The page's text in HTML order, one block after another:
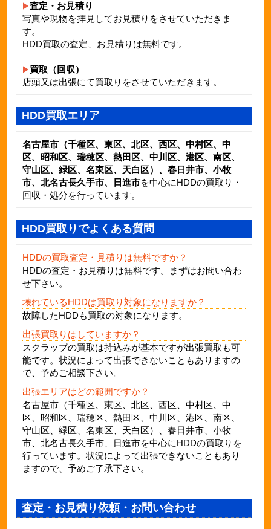
査定・お見積り
写真や現物を拝見してお見積りをさせていただきま
す。
HDD買取の査定、お見積りは無料です。
買取（回収）
店頭又は出張にて買取りをさせていただきます。
HDD買取エリア
名古屋市（千種区、東区、北区、西区、中村区、中
区、昭和区、瑞穂区、熱田区、中川区、港区、南区、
守山区、緑区、名東区、天白区）、春日井市、小牧
市、北名古長久手市、日進市を中心にHDDの買取り・
回収・処分を行っています。
HDD買取りでよくある質問
HDDの買取査定・見積りは無料ですか？
HDDの査定・お見積りは無料です。まずはお問い合わ
せ下さい。
壊れているHDDは買取り対象になりますか？
故障した HDDも買取の対象になります。
出張買取りはしていますか？
スクラップの買取は持込みが基本ですが出張買取も可
能です。状況によって出張できないこともありますの
で、予めご相談下さい。
出張エリアはどの範囲ですか？
名古屋市（千種区、東区、北区、西区、中村区、中
区、昭和区、瑞穂区、熱田区、中川区、港区、南区、
守山区、緑区、名東区、天白区）、春日井市、小牧
市、北名古長久手市、日進市を中心にHDDの買取りを
行っています。状況によって出張できないこともあり
ますので、予めご了承下さい。
査定・お見積り依頼・お問い合わせ